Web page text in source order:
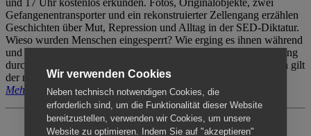
und 17 Uhr kostenlos erkunden. Fotos, Originalobjekte, zwei
Gefangenentransporter und ein rekonstruierter Zellengang erzählen
Geschichten über Mut, Repression und Alltag in der SED-Diktatur.
Wieso wurden Menschen eingesperrt? Wie erging es ihnen während
und nach der Haft? Der Besuch erfolgt individuell ohne Betreuung
durch das Menschenrechtszentrum Cottbus. Für Begleitpersonen gilt
der reguläre Eintritt (8€ / ermäßigt 5€).
Mehr erfahren
Wir verwenden Cookies
Neben technisch notwendigen Cookies, die
erforderlich sind, um die Funktionalität dieser Website
bereitzustellen, verwenden wir Cookies, um unsere
Website zu optimieren. Indem Sie auf "akzeptieren"